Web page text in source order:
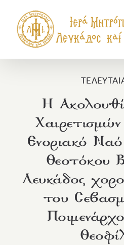
περιεχόμενο
Η
Ενοριακό
Θεοτόκου
Λευκάδος
του